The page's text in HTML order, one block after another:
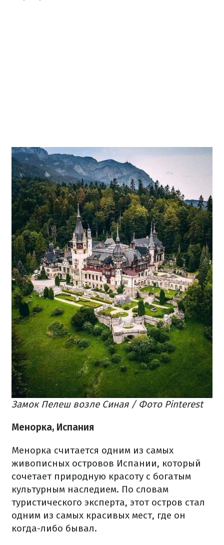
Замок Пелеш возле Синая / Фото Pinterest
Менорка, Испания
Менорка считается одним из самых
живописных островов Испании, который
сочетает природную красоту с богатым
культурным наследием. По словам
туристического эксперта, этот остров стал
одним из самых красивых мест, где он
когда-либо бывал.